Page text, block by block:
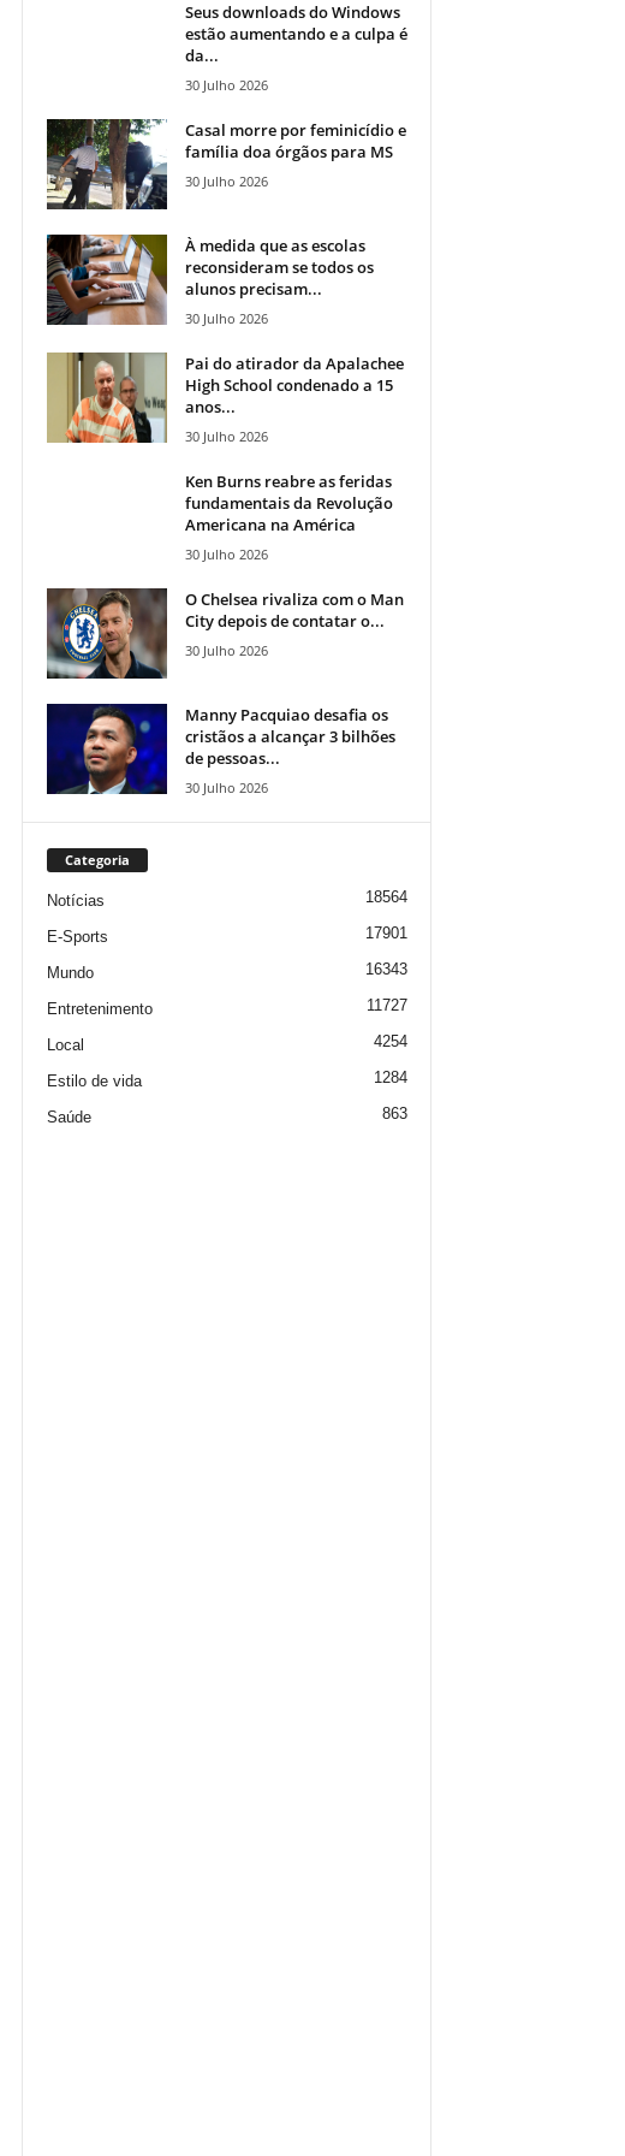
Seus downloads do Windows
estão aumentando e a culpa é
da...
30 Julho 2026
Casal morre por feminicídio e
família doa órgãos para MS
30 Julho 2026
À medida que as escolas
reconsideram se todos os
alunos precisam...
30 Julho 2026
Pai do atirador da Apalachee
High School condenado a 15
anos...
30 Julho 2026
Ken Burns reabre as feridas
fundamentais da Revolução
Americana na América
30 Julho 2026
O Chelsea rivaliza com o Man
City depois de contatar o...
30 Julho 2026
Manny Pacquiao desafia os
cristãos a alcançar 3 bilhões
de pessoas...
30 Julho 2026
Categoria
Notícias 18564
E-Sports 17901
Mundo 16343
Entretenimento 11727
Local 4254
Estilo de vida 1284
Saúde 863